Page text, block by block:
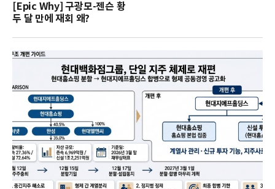
[Epic Why] 구광모-젠슨 황
두 달 만에 재회 왜?